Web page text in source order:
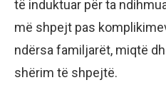
të induktuar për ta
më shpejt pas
ndërsa familjarët, miqtë
shërim të shpejtë.